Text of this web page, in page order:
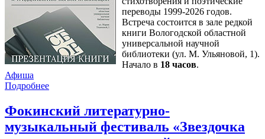
переводы 1999-2026 годов.
Встреча состоится в зале редкой
книги Вологодской областной
универсальной научной
библиотеки (ул. М. Ульяновой, 1).
Начало в 18 часов.
Афиша
Подробнее
Фокинский литературно-
музыкальный фестиваль «Звездочка